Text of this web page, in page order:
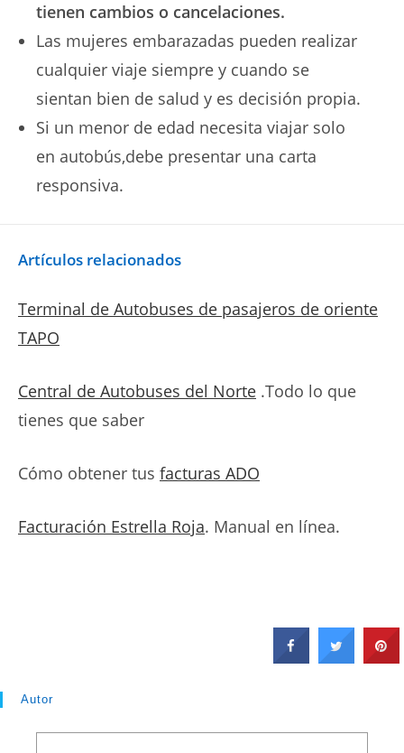
tienen cambios o cancelaciones.
Las mujeres embarazadas pueden realizar
cualquier viaje siempre y cuando se
sientan bien de salud y es decisión propia.
Si un menor de edad necesita viajar solo
en autobús,debe presentar una carta
responsiva.
Artículos relacionados
Terminal de Autobuses de pasajeros de oriente
TAPO
Central de Autobuses del Norte .Todo lo que
tienes que saber
Cómo obtener tus facturas ADO
Facturación Estrella Roja. Manual en línea.
Autor